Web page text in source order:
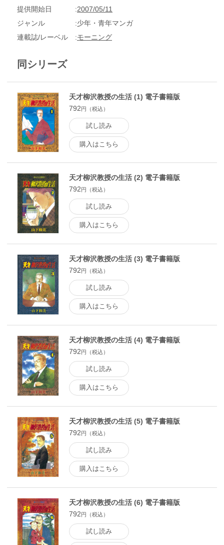
提供開始日
2007/05/11
ジャンル
少年・青年マンガ
連載誌/レーベル
モーニング
同シリーズ
天才柳沢教授の生活 (1) 電子書籍版
792円（税込）
試し読み
購入はこちら
天才柳沢教授の生活 (2) 電子書籍版
792 円（税込）
試し読み
購入はこちら
天才柳沢教授の生活 (3) 電子書籍版
792円（税込）
試し読み
購入はこちら
天才柳沢教授の生活 (4) 電子書籍版
792円（税込）
試し読み
購入はこちら
天才柳沢教授の生活 (5) 電子書籍版
792円（税込）
試し読み
購入はこちら
天才柳沢教授の生活 (6) 電子書籍版
792円（税込）
試し読み